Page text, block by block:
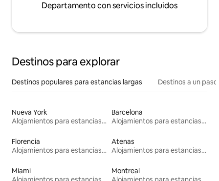
Departamento con servicios incluidos
Destinos para explorar
Destinos populares para estancias largas Destinos a un
Nueva York
Alojamientos para estancias largas
Barcelona
Alojamientos para estancias largas
Florencia
Alojamientos para estancias largas
Atenas
Alojamientos para estancias largas
Miami
Montreal